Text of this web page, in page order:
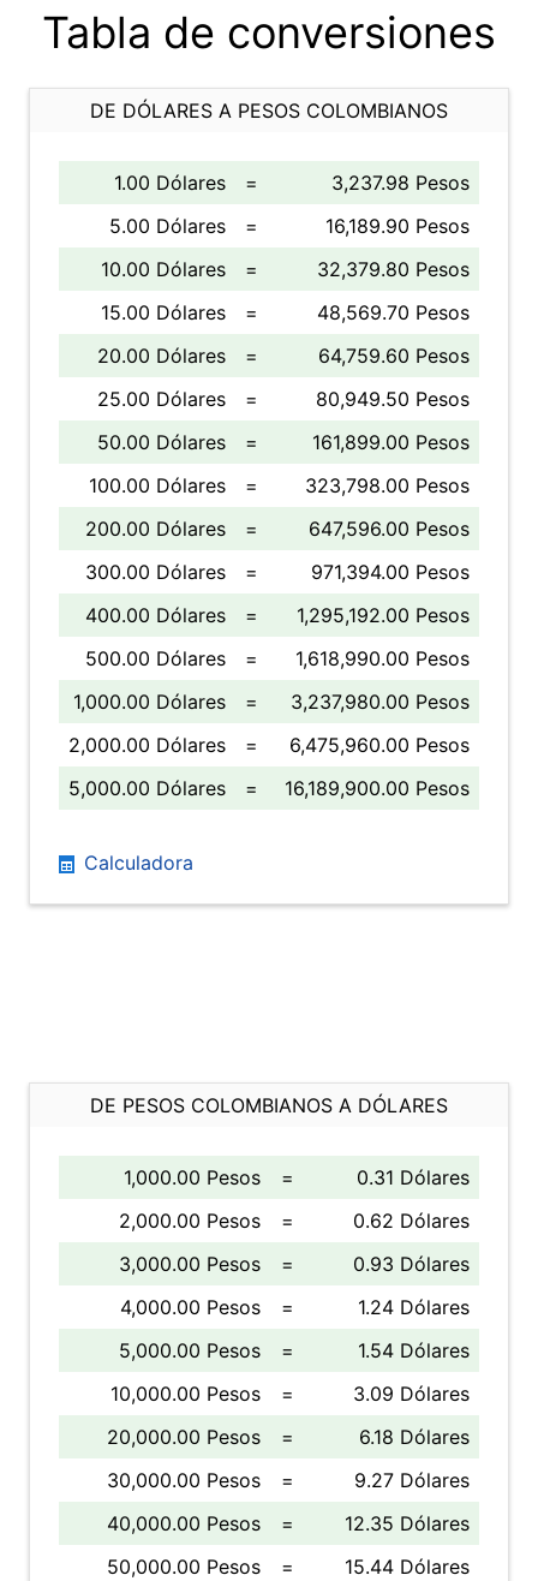
Tabla de conversiones
DE DÓLARES A PESOS COLOMBIANOS
1.00 Dólares =
3,237.98 Pesos
5.00 Dólares
=
16,189.90 Pesos
10.00 Dólares
=
32,379.80 Pesos
15.00 Dólares
=
48,569.70 Pesos
20.00 Dólares
=
64,759.60 Pesos
25.00 Dólares
=
80,949.50 Pesos
50.00 Dólares
=
161,899.00 Pesos
100.00 Dólares
=
323,798.00 Pesos
200.00 Dólares
=
647,596.00 Pesos
300.00 Dólares
=
971,394.00 Pesos
400.00 Dólares
=
1,295,192.00 Pesos
500.00 Dólares
=
1,618,990.00 Pesos
1,000.00 Dólares
=
3,237,980.00 Pesos
2,000.00 Dólares
=
6,475,960.00 Pesos
5,000.00 Dólares
= 16,189,900.00 Pesos
Calculadora
DE PESOS COLOMBIANOS A DÓLARES
1,000.00 Pesos =
0.31 Dólares
2,000.00 Pesos
=
0.62 Dólares
3,000.00 Pesos
=
0.93 Dólares
4,000.00 Pesos
=
1.24 Dólares
5,000.00 Pesos
=
1.54 Dólares
10,000.00 Pesos
=
3.09 Dólares
20,000.00 Pesos
=
6.18 Dólares
30,000.00 Pesos
=
9.27 Dólares
40,000.00 Pesos
=
12.35 Dólares
50,000.00 Pesos
= 15.44 Dólares